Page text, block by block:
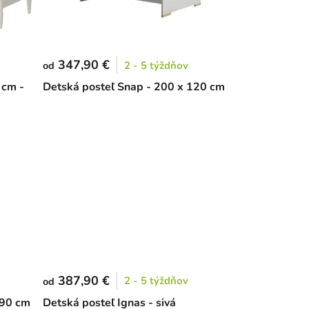
- Detská posteľ Snap - 200 x 120 cm
od 347,90 € 2 - 5 týždňov
cm Detská posteľ Ignas - sivá
od 387,90 € 2 - 5 týždňov